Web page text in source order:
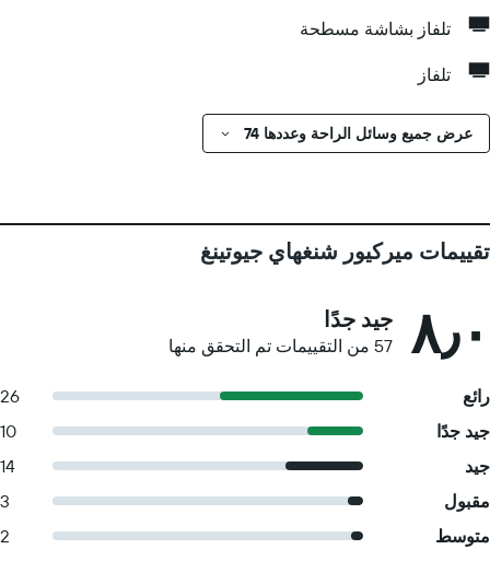
تلفاز بشاشة مسطحة
تلفاز
عرض جميع وسائل الراحة وعددها 74
تقييمات ميركيور شنغهاي جيوتينغ
٨٫٠ جيد جدًا
57 من التقييمات تم التحقق منها
رائع
26
جيد جدًا
10
جيد
14
مقبول
3
متوسط
2